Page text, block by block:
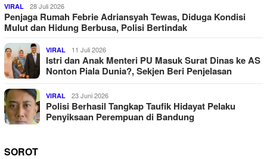
VIRAL 28 Juli 2026
Penjaga Rumah Febrie Adriansyah Tewas, Diduga Kondisi
Mulut dan Hidung Berbusa, Polisi Bertindak
VIRAL 11 Juli 2026
Istri dan Anak Menteri PU Masuk Surat Dinas ke AS
Nonton Piala Dunia?, Sekjen Beri Penjelasan
VIRAL 23 Juni 2026
Polisi Berhasil Tangkap Taufik Hidayat Pelaku
Penyiksaan Perempuan di Bandung
SOROT